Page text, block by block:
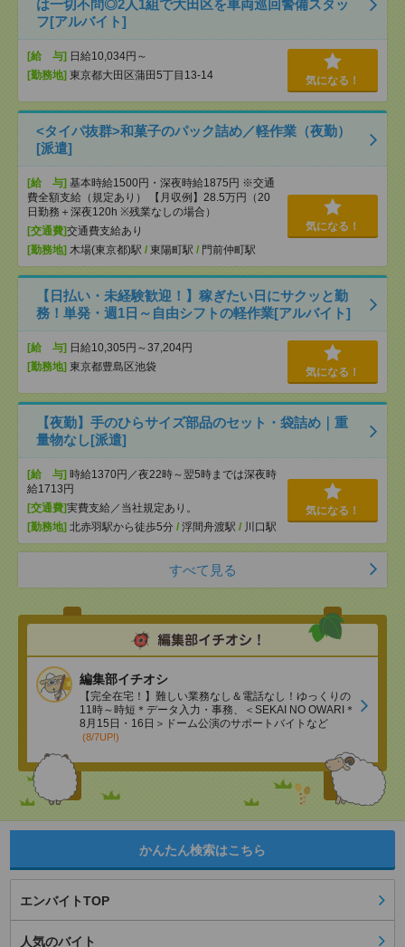
は一切不問◎2人1組で大田区を車両巡回警備スタッ
フ[アルバイト]
[給 与] 日給10,034円～
[勤務地] 東京都大田区蒲田5丁目13-14 気になる！
<タイパ抜群>和菓子のパック詰め／軽作業（夜勤）
[派遣]
[給 与] 基本時給1500円・深夜時給1875円 ※交通
費全額支給（規定あり） 【月収例】28.5万円（20
日勤務＋深夜120h ※残業なしの場合）
[交通費]交通費支給あり
[勤務地] 木場(東京都)駅 / 東陽町駅 / 門前仲町駅
気になる！
【日払い・未経験歓迎！】稼ぎたい日にサクッと勤
務！単発・週1日～自由シフトの軽作業[アルバイト]
[給 与] 日給10,305円～37,204円
[勤務地] 東京都豊島区池袋 気になる！
【夜勤】手のひらサイズ部品のセット・袋詰め｜重
量物なし[派遣]
[給 与] 時給1370円／夜22時～翌5時までは深夜時
給1713円
[交通費]実費支給／当社規定あり。
[勤務地] 北赤羽駅から徒歩5分 / 浮間舟渡駅 / 川口駅
気になる！
すべて見る
編集部イチオシ
【完全在宅！】難しい業務なし＆電話なし！ゆっくりの
11時～時短＊データ入力・事務、＜SEKAI NO OWARI＊
8月15日・16日＞ドーム公演のサポートバイトなど
(8/7UP!)
かんたん検索はこちら
エンバイトTOP
人気のバイト